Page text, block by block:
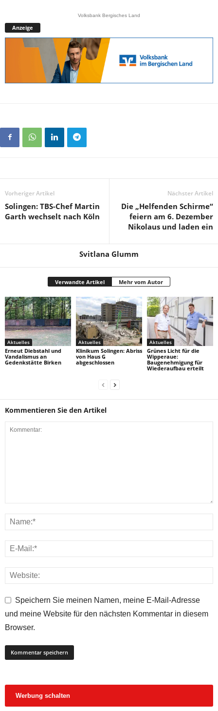
Volksbank Bergisches Land
Anzeige
Vorheriger Artikel
Solingen: TBS-Chef Martin
Garth wechselt nach Köln
Nächster Artikel
Die „Helfenden Schirme“
feiern am 6. Dezember
Nikolaus und laden ein
Svitlana Glumm
Verwandte Artikel Mehr vom Autor
Aktuelles
Erneut Diebstahl und
Vandalismus an
Gedenkstätte Birken
Aktuelles
Klinikum Solingen: Abriss
von Haus G
abgeschlossen
Aktuelles
Grünes Licht für die
Wipperaue:
Baugenehmigung für
Wiederaufbau erteilt
Kommentieren Sie den Artikel
Speichern Sie meinen Namen, meine E-Mail-Adresse
und meine Website für den nächsten Kommentar in diesem
Browser.
Werbung schalten